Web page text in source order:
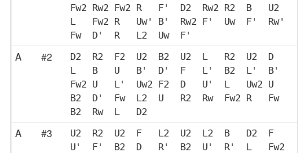
Fw2 Rw2 Fw2 R   F'  D2  Rw2 R2  B   U2
L   Fw2 R   Uw' B'  Rw2 F'  Uw  F'  Rw'
Fw  D'  R   L2  Uw  F'
A #2
D2  R2  F2  U2  B2  U2  L   R2  U2  D
L   B   U   B'  D'  F   L'  B2  L'  B'
Fw2 U   L'  Uw2 F2  D   U'  L   Uw2 U
B2  D'  Fw  L2  U   R2  Rw  Fw2 R   Fw
B2  Rw  L   D2
A #3
U2  R2  U2  F   L2  U2  L2  B   D2  F
U'  F'  B2  D   R'  B2  U'  R'  L   Fw2